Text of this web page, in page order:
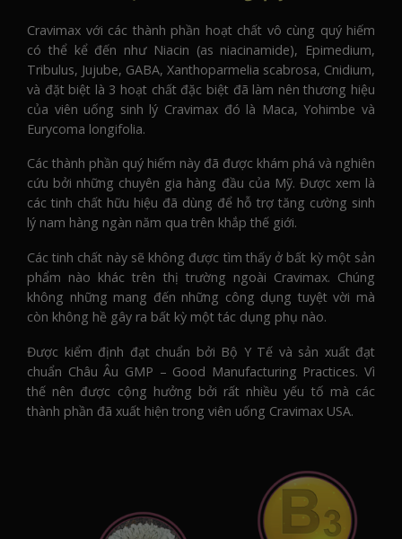
Cravimax với các thành phần hoạt chất vô cùng quý hiếm
có thể kể đến như Niacin (as niacinamide), Epimedium,
Tribulus, Jujube, GABA, Xanthoparmelia scabrosa, Cnidium,
và đặt biệt là 3 hoạt chất đặc biệt đã làm nên thương hiệu
của viên uống sinh lý Cravimax đó là Maca, Yohimbe và
Eurycoma longifolia.
Các thành phần quý hiếm này đã được khám phá và nghiên
cứu bởi những chuyên gia hàng đầu của Mỹ. Được xem là
các tinh chất hữu hiệu đã dùng để hỗ trợ tăng cường sinh
lý nam hàng ngàn năm qua trên khắp thế giới.
Các tinh chất này sẽ không được tìm thấy ở bất kỳ một sản
phẩm nào khác trên thị trường ngoài Cravimax. Chúng
không những mang đến những công dụng tuyệt vời mà
còn không hề gây ra bất kỳ một tác dụng phụ nào.
Được kiểm định đạt chuẩn bởi Bộ Y Tế và sản xuất đạt
chuẩn Châu Âu GMP – Good Manufacturing Practices. Vì
thế nên được cộng hưởng bởi rất nhiều yếu tố mà các
thành phần đã xuất hiện trong viên uống Cravimax USA.